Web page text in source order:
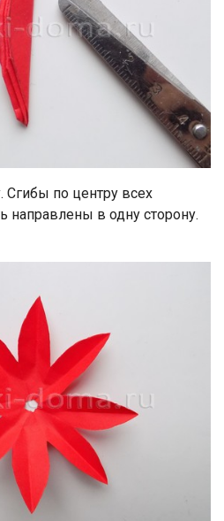
Сгибы по центру всех
в одну сторону.